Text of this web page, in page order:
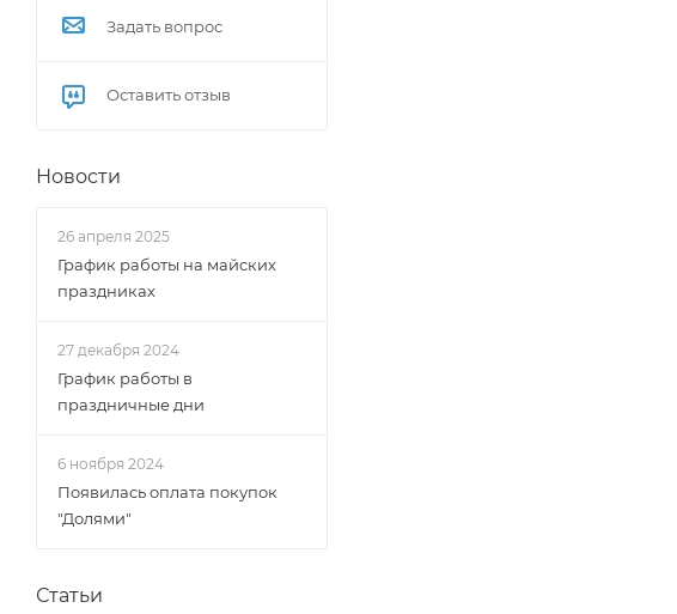
Задать вопрос
Оставить отзыв
Новости
26 апреля 2025
График работы на майских
праздниках
27 декабря 2024
График работы в
праздничные дни
6 ноября 2024
Появилась оплата покупок
"Долями"
Статьи